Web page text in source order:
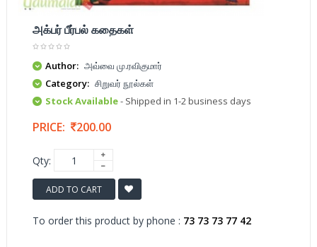
அக்பர் பீர்பல் கதைகள்
Author: அவ்வை மு.ரவிகுமார்
Category: சிறுவர் நூல்கள்
Stock Available- Shipped in 1-2 business days
PRICE: 200.00
Qty:
ADD TO CART
To order this product by phone : 73 73 73 77 42